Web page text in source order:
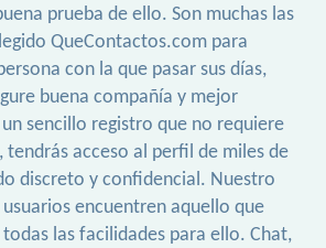
prueba de ello. Son muchas las
QueContactos.com para
con la que pasar sus días,
buena compañía y mejor
sencillo registro que no requiere
acceso al perfil de miles de
discreto y confidencial. Nuestro
encuentren aquello que
las facilidades para ello. Chat,